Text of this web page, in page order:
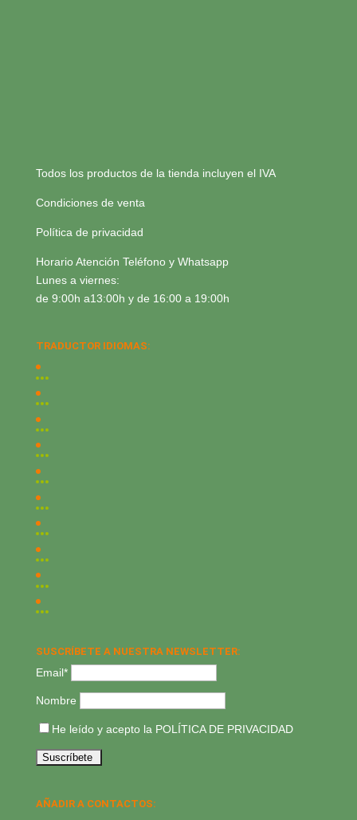
Todos los productos de la tienda incluyen el IVA
Condiciones de venta
Política de privacidad
Horario Atención Teléfono y Whatsapp
Lunes a viernes:
de 9:00h a13:00h y de 16:00 a 19:00h
TRADUCTOR IDIOMAS:
SUSCRÍBETE A NUESTRA NEWSLETTER:
Email*
Nombre
He leído y acepto la POLÍTICA DE PRIVACIDAD
AÑADIR A CONTACTOS: